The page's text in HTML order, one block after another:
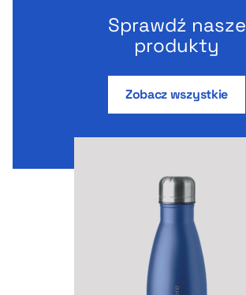
Sprawdź nasze
produkty
Zobacz wszystkie